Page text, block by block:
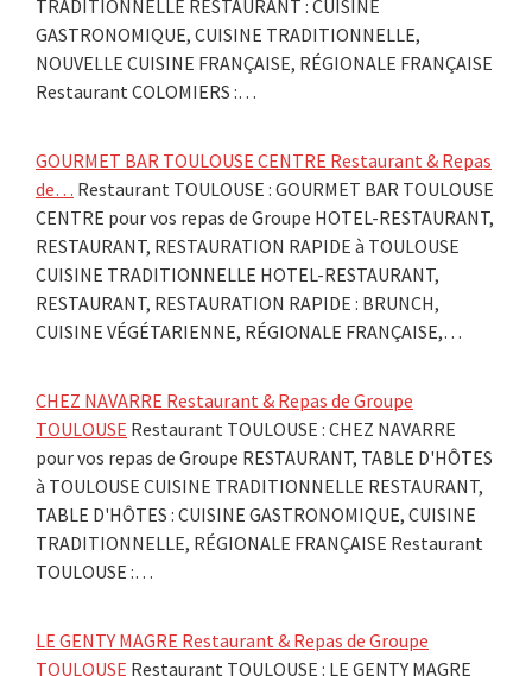
TRADITIONNELLE RESTAURANT : CUISINE
GASTRONOMIQUE, CUISINE TRADITIONNELLE,
NOUVELLE CUISINE FRANÇAISE, RÉGIONALE FRANÇAISE
Restaurant COLOMIERS :…
GOURMET BAR TOULOUSE CENTRE Restaurant & Repas
de… Restaurant TOULOUSE : GOURMET BAR TOULOUSE
CENTRE pour vos repas de Groupe HOTEL-RESTAURANT,
RESTAURANT, RESTAURATION RAPIDE à TOULOUSE
CUISINE TRADITIONNELLE HOTEL-RESTAURANT,
RESTAURANT, RESTAURATION RAPIDE : BRUNCH,
CUISINE VÉGÉTARIENNE, RÉGIONALE FRANÇAISE,…
CHEZ NAVARRE Restaurant & Repas de Groupe
TOULOUSE Restaurant TOULOUSE : CHEZ NAVARRE
pour vos repas de Groupe RESTAURANT, TABLE D'HÔTES
à TOULOUSE CUISINE TRADITIONNELLE RESTAURANT,
TABLE D'HÔTES : CUISINE GASTRONOMIQUE, CUISINE
TRADITIONNELLE, RÉGIONALE FRANÇAISE Restaurant
TOULOUSE :…
LE GENTY MAGRE Restaurant & Repas de Groupe
TOULOUSE Restaurant TOULOUSE : LE GENTY MAGRE